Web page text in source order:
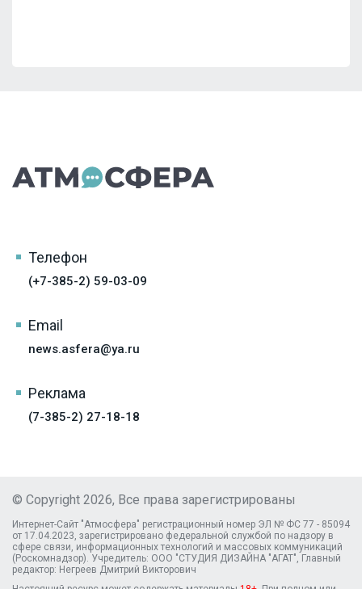
Телефон
(+7-385-2) 59-03-09
Email
news.asfera@ya.ru
Реклама
(7-385-2) 27-18-18
© Copyright 2026, Все права зарегистрированы
Интернет-Сайт "Атмосфера" регистрационный номер ЭЛ № ФС 77 - 85094
от 17.04.2023, зарегистрировано федеральной службой по надзору в
сфере связи, информационных технологий и массовых коммуникаций
(Роскомнадзор). Учредитель: ООО "СТУДИЯ ДИЗАЙНА "АГАТ", Главный
редактор: Негреев Дмитрий Викторович